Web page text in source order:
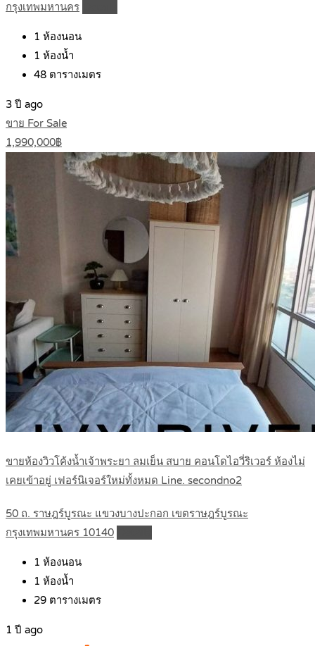
กรุงเทพมหานคร
1 ห้องนอน
1 ห้องน้ำ
48 ตารางเมตร
3 ปี ago
ขาย For Sale
1,990,000฿
ขายห้องวิวโค้งน้ำเจ้าพระยา ลมเย็น สบาย คอนโดไอวี่ริเวอร์ ห้องไม่
เคยเข้าอยู่ เฟอร์นิเจอร์ใหม่ทั้งหมด Line. secondno2
50 ถ. ราษฎร์บูรณะ แขวงบางปะกอก เขตราษฎร์บูรณะ
กรุงเทพมหานคร 10140
1 ห้องนอน
1 ห้องน้ำ
29 ตารางเมตร
1 ปี ago